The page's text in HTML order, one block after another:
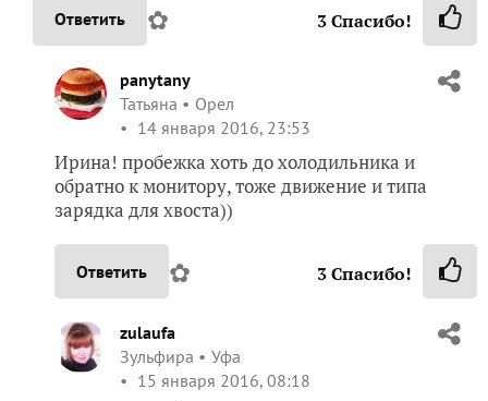
Ответить ✿ 3Спасибо!
panytany
Татьяна
Орел
14 января 2016, 23:53
Ирина! пробежка хоть до холодильника и
обратно к монитору, тоже движение и типа
зарядка для хвоста))
Ответить ✿ 3Спасибо!
zulaufa
Зульфира
Уфа
15 января 2016, 08:18